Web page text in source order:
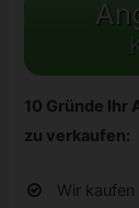
10 Gründe Ihr
zu verkaufen:
Wir kaufen